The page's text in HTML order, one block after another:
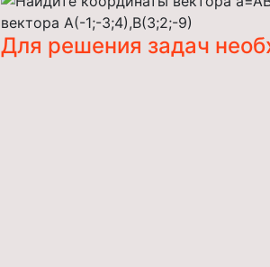
Для решения задач